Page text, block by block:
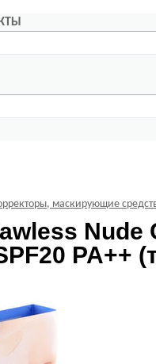
маскирующие
Nude
PA++